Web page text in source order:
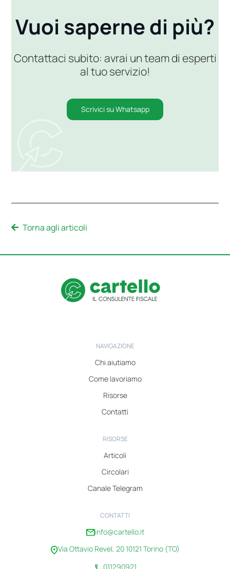
Vuoi saperne di più?
Contattaci subito: avrai un team di esperti
al tuo servizio!
Scrivici su Whatsapp
Torna agli articoli
NAVIGAZIONE
Chi aiutiamo
Come lavoriamo
Risorse
Contatti
RISORSE
Articoli
Circolari
Canale Telegram
CONTATTI
info@cartello.it
Via Ottavio Revel, 20 10121 Torino (TO)
011290921